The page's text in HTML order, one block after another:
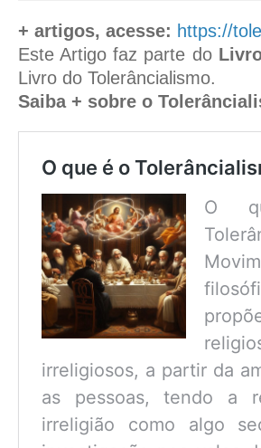
+ artigos, acesse: https://
Este Artigo faz parte do
Livro do Tolerâncialismo.
Saiba + sobre o
O que é o
O
irreligiosos, a partir da
as pessoas, tendo a
irreligião como algo